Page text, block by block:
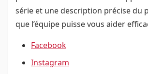
série et une description précise du
que l’équipe puisse vous aider
Facebook
Instagram